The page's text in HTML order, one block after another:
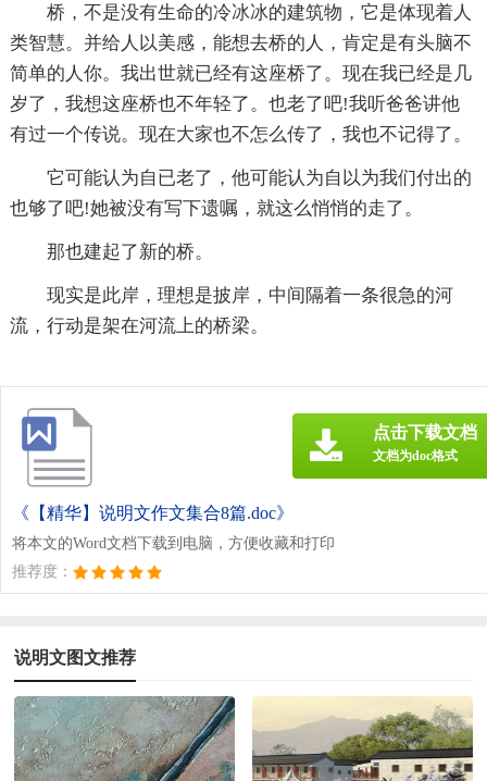
桥，不是没有生命的冷冰冰的建筑物，它是体现着人
类智慧。并给人以美感，能想去桥的人，肯定是有头脑不
简单的人你。我出世就已经有这座桥了。现在我已经是几
岁了，我想这座桥也不年轻了。也老了吧!我听爸爸讲他
有过一个传说。现在大家也不怎么传了，我也不记得了。
它可能认为自已老了，他可能认为自以为我们付出的
也够了吧!她被没有写下遗嘱，就这么悄悄的走了。
那也建起了新的桥。
现实是此岸，理想是披岸，中间隔着一条很急的河
流，行动是架在河流上的桥梁。
《【精华】说明文作文集合8篇.doc》
将本文的Word文档下载到电脑，方便收藏和打印
推荐度：
点击下载文档
文档为doc格式
说明文图文推荐